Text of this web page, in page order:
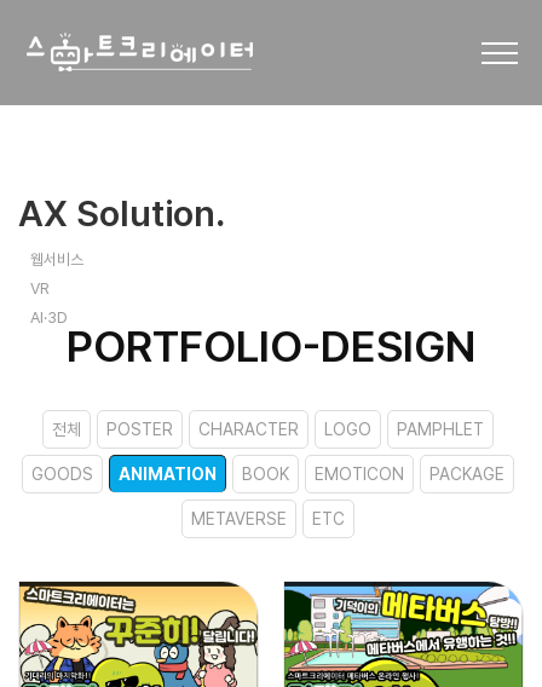
AX Solution.
웹서비스
VR
AI·3D
PORTFOLIO-DESIGN
전체 POSTER CHARACTER LOGO PAMPHLET
GOODS ANIMATION BOOK EMOTICON PACKAGE
METAVERSE ETC